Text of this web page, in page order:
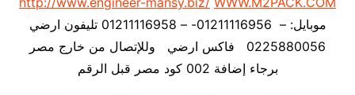
موبايل: – 01211116956- – 01211116958 تليفون ارضي
0225880056 فاكس ارضي
وللإتصال من خارج مصر
برجاء إضافة 002 كود مصر قبل الرقم